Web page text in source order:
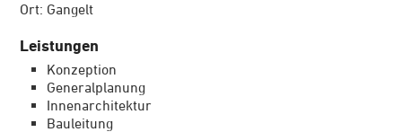
Ort: Gangelt
Leistungen
Konzeption
Generalplanung
Innenarchitektur
Bauleitung